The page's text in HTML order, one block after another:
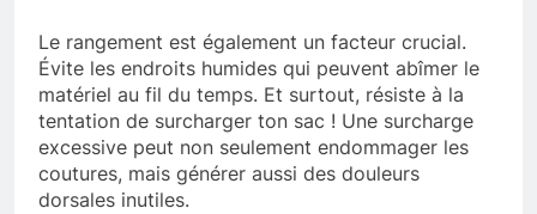
Le rangement est également un facteur crucial.
Évite les endroits humides qui peuvent abîmer le
matériel au fil du temps. Et surtout, résiste à la
tentation de surcharger ton sac ! Une surcharge
excessive peut non seulement endommager les
coutures, mais générer aussi des douleurs
dorsales inutiles.